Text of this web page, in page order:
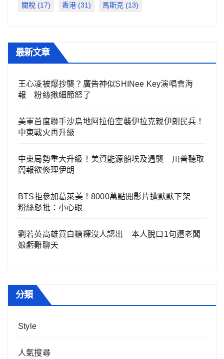
關稅 (17) 香港 (31) 馬斯克 (13)
最新文章
王心凌被爆抄襲？廣告神似SHINee Key演唱會海
報 粉絲揪細節怒了
美軍首度聯手沙烏地阿拉伯空襲伊拉克親伊朗民兵！
中東戰火再升級
中東局勢重大升級！美資能源船埃及遇襲 川普聽取
簡報欲修理伊朗
BTS拒參加葛萊美！8000萬點閱影片遭默默下架
粉絲怒批：小心眼
劉若英高雄買白糖粿沒人認出 本人脫口1句遭老闆
娘虧難聊天
分類
Style
人氣搜尋